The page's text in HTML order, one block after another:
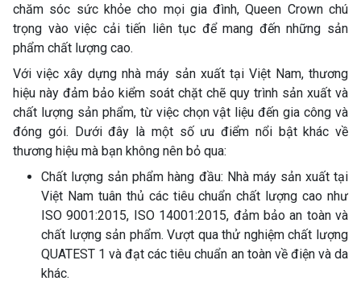
chăm sóc sức khỏe cho mọi gia đình, Queen Crown chú
trọng vào việc cải tiến liên tục để mang đến những sản
phẩm chất lượng cao.
Với việc xây dựng nhà máy sản xuất tại Việt Nam, thương
hiệu này đảm bảo kiểm soát chặt chẽ quy trình sản xuất và
chất lượng sản phẩm, từ việc chọn vật liệu đến gia công và
đóng gói. Dưới đây là một số ưu điểm nổi bật khác về
thương hiệu mà bạn không nên bỏ qua:
Chất lượng sản phẩm hàng đầu: Nhà máy sản xuất tại
Việt Nam tuân thủ các tiêu chuẩn chất lượng cao như
ISO 9001:2015, ISO 14001:2015, đảm bảo an toàn và
chất lượng sản phẩm. Vượt qua thử nghiệm chất lượng
QUATEST 1 và đạt các tiêu chuẩn an toàn về điện và da
khác.